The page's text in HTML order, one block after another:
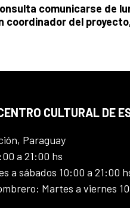
comunicarse de
coordinador del
CULTURAL DE
Paraguay
a 21:00 hs
a sábados 10:00 a 21:00
Martes a viernes